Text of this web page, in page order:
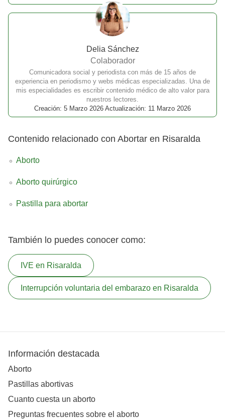
Delia Sánchez
Colaborador
Comunicadora social y periodista con más de 15 años de
experiencia en periodismo y webs médicas especializadas. Una de
mis especialidades es escribir contenido médico de alto valor para
nuestros lectores.
Creación: 5 Marzo 2026 Actualización: 11 Marzo 2026
Contenido relacionado con Abortar en Risaralda
Aborto
Aborto quirúrgico
Pastilla para abortar
También lo puedes conocer como:
IVE en Risaralda
Interrupción voluntaria del embarazo en Risaralda
Información destacada
Aborto
Pastillas abortivas
Cuanto cuesta un aborto
Preguntas frecuentes sobre el aborto